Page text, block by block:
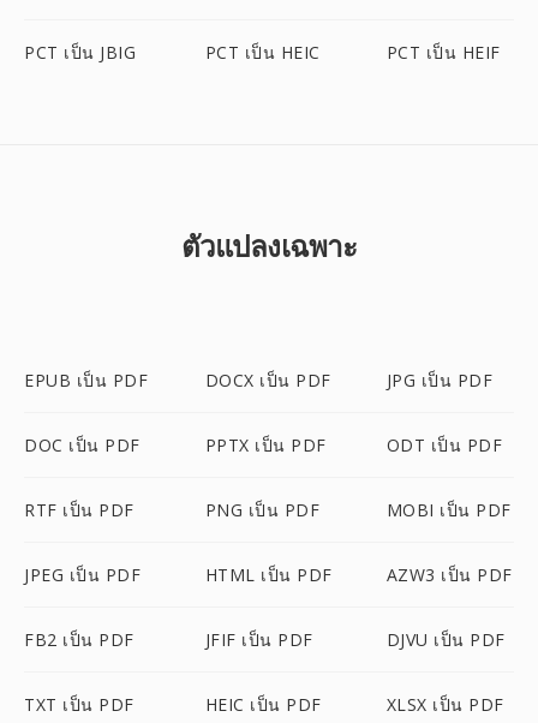
PCT เป็น JBIG PCT เป็น HEIC PCT เป็น HEIF
ตัวแปลงเฉพาะ
EPUB เป็น PDF DOCX เป็น PDF JPG เป็น PDF
DOC เป็น PDF PPTX เป็น PDF ODT เป็น PDF
RTF เป็น PDF PNG เป็น PDF MOBI เป็น PDF
JPEG เป็น PDF HTML เป็น PDF AZW3 เป็น PDF
FB2 เป็น PDF JFIF เป็น PDF DJVU เป็น PDF
TXT เป็น PDF HEIC เป็น PDF XLSX เป็น PDF